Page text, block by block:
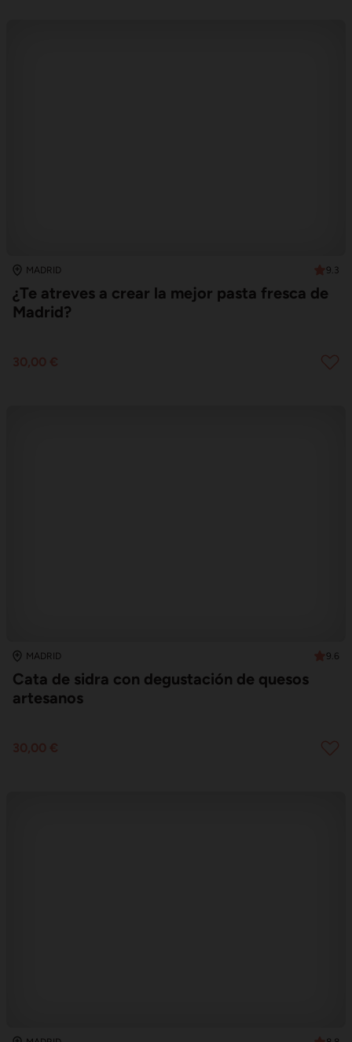
MADRID 9.3
¿Te atreves a crear la mejor pasta fresca de
Madrid?
30,00 €
MADRID 9.6
Cata de sidra con degustación de quesos
artesanos
30,00 €